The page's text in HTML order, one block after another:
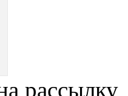
рассылку